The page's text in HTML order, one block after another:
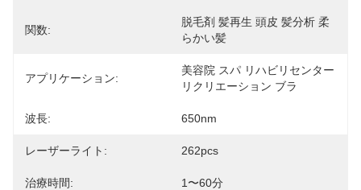
関数:
脱毛剤 髪再生 頭皮 髪分析 柔
らかい髪
アプリケーション:
美容院 スパ リハビリセンター
リクリエーション ブラ
波長: 650nm
レーザーライト: 262pcs
治療時間: 1〜60分